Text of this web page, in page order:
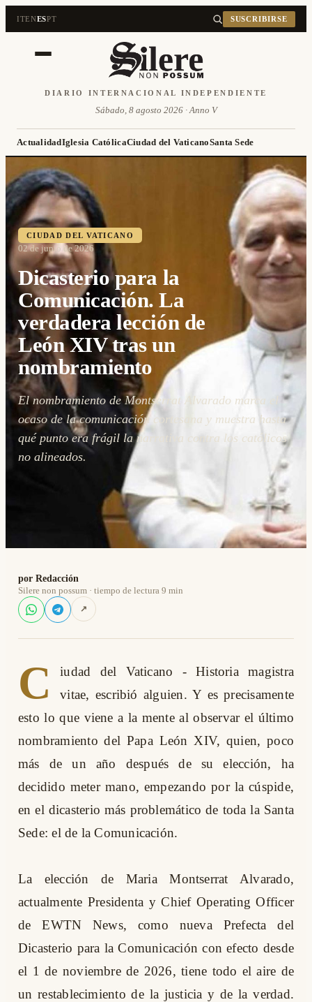
ITENESPT SUSCRIBIRSE
DIARIO INTERNACIONAL INDEPENDIENTE
Sábado, 8 agosto 2026 · Anno V
ActualidadIglesia CatólicaCiudad del VaticanoSanta Sede
CIUDAD DEL VATICANO
02 de junio de 2026
Dicasterio para la
Comunicación. La
verdadera lección de
León XIV tras un
nombramiento
El nombramiento de Montserrat Alvarado marca el
ocaso de la comunicación cortesana y muestra hasta
qué punto era frágil la narrativa contra los católicos
no alineados.
por Redacción
Silere non possum · tiempo de lectura 9 min
↗
C
iudad del Vaticano - Historia magistra
vitae, escribió alguien. Y es precisamente
esto lo que viene a la mente al observar el último
nombramiento del Papa León XIV, quien, poco
más de un año después de su elección, ha
decidido meter mano, empezando por la cúspide,
en el dicasterio más problemático de toda la Santa
Sede: el de la Comunicación.
La elección de Maria Montserrat Alvarado,
actualmente Presidenta y Chief Operating Officer
de EWTN News, como nueva Prefecta del
Dicasterio para la Comunicación con efecto desde
el 1 de noviembre de 2026, tiene todo el aire de
un restablecimiento de la justicia y de la verdad.